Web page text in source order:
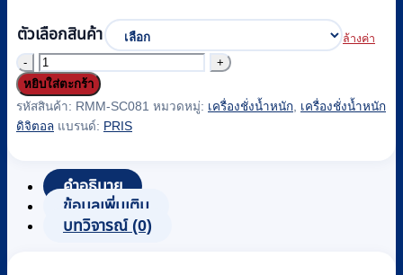
ตัวเลือกสินค้า ล้างค่า
จำนวน
เครื่อง
ชั่ง
ตั้ง
หยิบใส่ตะกร้า
รหัสสินค้า: RMM-SC081 หมวดหมู่: เครื่องชั่งน้ำหนัก เครื่องชั่งน้ำหนัก
ดิจิตอล แบรนด์: PRIS
คำอธิบาย
ข้อมูลเพิ่มเติม
บทวิจารณ์ (0)